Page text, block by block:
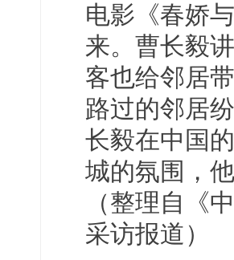
电影《春娇
来。曹长毅
客也给邻居
路过的邻居
长毅在中国
城的氛围，
（整理自《
采访报道）